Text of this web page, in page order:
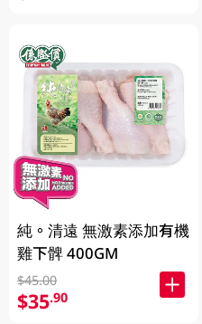
純。清遠 無激素添加有機
雞下髀 400GM
$45.00
$35.90